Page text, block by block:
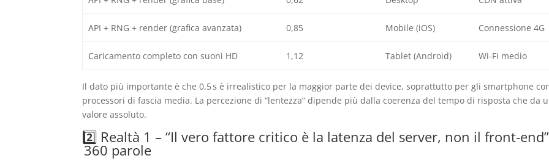
API + RNG + render (grafica avanzata) 0,85 Mobile (iOS) Connessione 4G
Caricamento completo con suoni HD 1,12 Tablet (Android) Wi‑Fi medio
Il dato più importante è che 0,5 s è irrealistico per la maggior parte dei device, soprattutto per gli smartphone
processori di fascia media. La percezione di “lentezza” dipende più dalla coerenza del tempo di risposta che da
valore assoluto.
2️⃣ Realtà 1 – “Il vero fattore critico è la latenza del server, non il
360 parole